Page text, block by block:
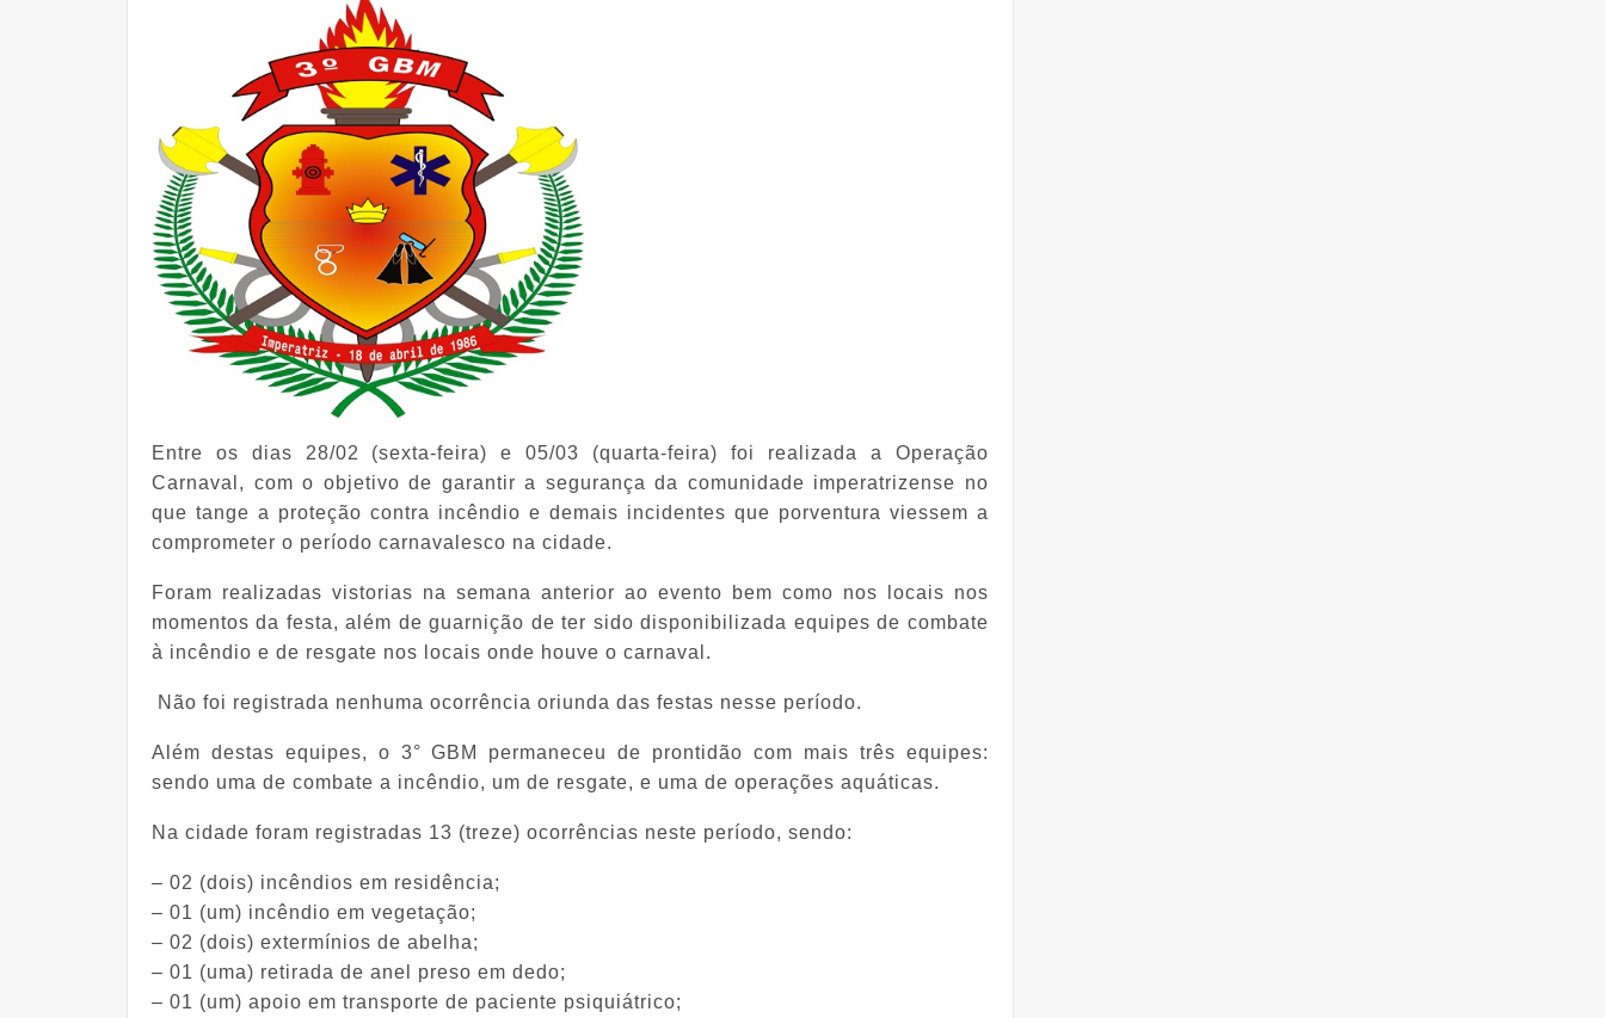
Entre os dias 28/02 (sexta-feira) e 05/03 (quarta-feira) foi realizada a Operação
Carnaval, com o objetivo de garantir a segurança da comunidade imperatrizense no
que tange a proteção contra incêndio e demais incidentes que porventura viessem a
comprometer o período carnavalesco na cidade.
Foram realizadas vistorias na semana anterior ao evento bem como nos locais nos
momentos da festa, além de guarnição de ter sido disponibilizada equipes de combate
à incêndio e de resgate nos locais onde houve o carnaval.
Não foi registrada nenhuma ocorrência oriunda das festas nesse período.
Além destas equipes, o 3° GBM permaneceu de prontidão com mais três equipes:
sendo uma de combate a incêndio, um de resgate, e uma de operações aquáticas.
Na cidade foram registradas 13 (treze) ocorrências neste período, sendo:
– 02 (dois) incêndios em residência;
– 01 (um) incêndio em vegetação;
– 02 (dois) extermínios de abelha;
– 01 (uma) retirada de anel preso em dedo;
– 01 (um) apoio em transporte de paciente psiquiátrico;